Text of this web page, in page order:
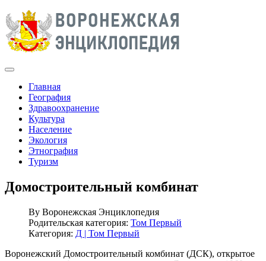
Главная
География
Здравоохранение
Культура
Население
Экология
Этнография
Туризм
Домостроительный комбинат
By Воронежская Энциклопедия
Родительская категория: Том Первый
Категория: Д | Том Первый
Воронежский Домостроительный комбинат (ДСК), открытое